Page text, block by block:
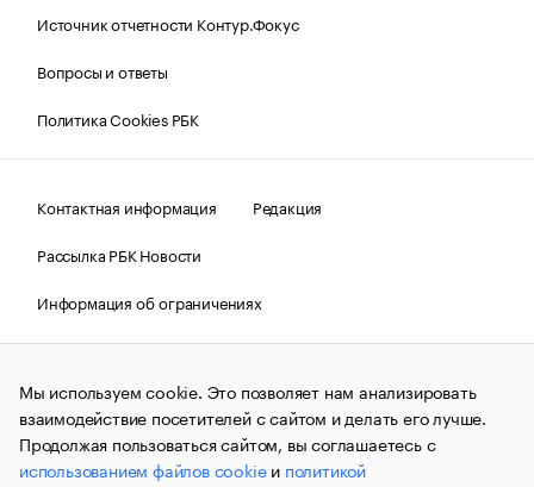
Источник отчетности Контур.Фокус
Вопросы и ответы
Политика Cookies РБК
Контактная информация
Редакция
Рассылка РБК Новости
Информация об ограничениях
Правовая информация
О соблюдении авторских прав
© АО «РОСБИЗНЕСКОНСАЛТИНГ»,1995–2026.Сообщения
и материалы информационного агентства «РБК»
(зарегистрировано Федеральной службой по надзору в сфере
связи, информационных технологий и массовых
коммуникаций (Роскомнадзор) 09.12.2015 за номером ИА
Мы используем cookie. Это позволяет нам анализировать
взаимодействие посетителей с сайтом и делать его лучше.
Продолжая пользоваться сайтом, вы соглашаетесь с
использованием файлов cookieи политикой